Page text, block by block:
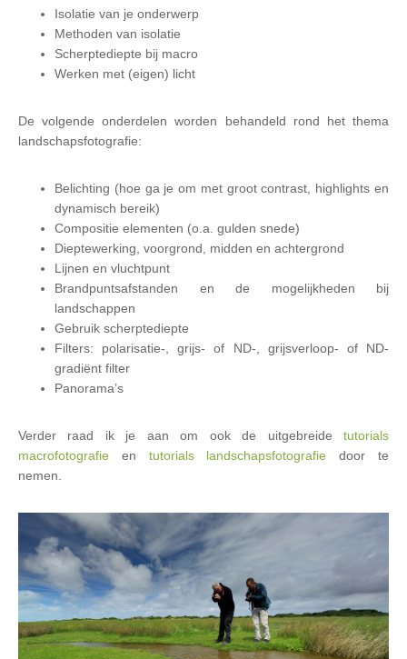
Isolatie van je onderwerp
Methoden van isolatie
Scherptediepte bij macro
Werken met (eigen) licht
De volgende onderdelen worden behandeld rond het thema
landschapsfotografie:
Belichting (hoe ga je om met groot contrast, highlights en
dynamisch bereik)
Compositie elementen (o.a. gulden snede)
Dieptewerking, voorgrond, midden en achtergrond
Lijnen en vluchtpunt
Brandpuntsafstanden en de mogelijkheden bij
landschappen
Gebruik scherptediepte
Filters: polarisatie-, grijs- of ND-, grijsverloop- of ND-
gradiënt filter
Panorama’s
Verder raad ik je aan om ook de uitgebreide tutorials
macrofotografie en tutorials landschapsfotografie door te
nemen.